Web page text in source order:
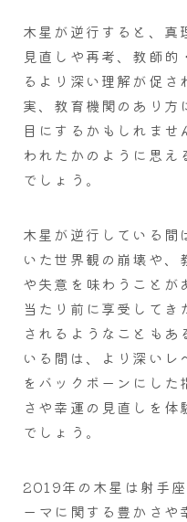
木星が逆行すると、真
見直しや再考、教師
るより深い理解が促さ
実、教育機関のあり方
目にするかもしれませ
われたかのように思え
でしょう。
木星が逆行している間
いた世界観の崩壊や、
や失意を味わうことが
当たり前に享受してき
されるようなこともあ
いる間は、より深いレ
をバックボーンにした
さや幸運の見直しを体
でしょう。
2019年の木星は射手
ーマに関する豊かさや